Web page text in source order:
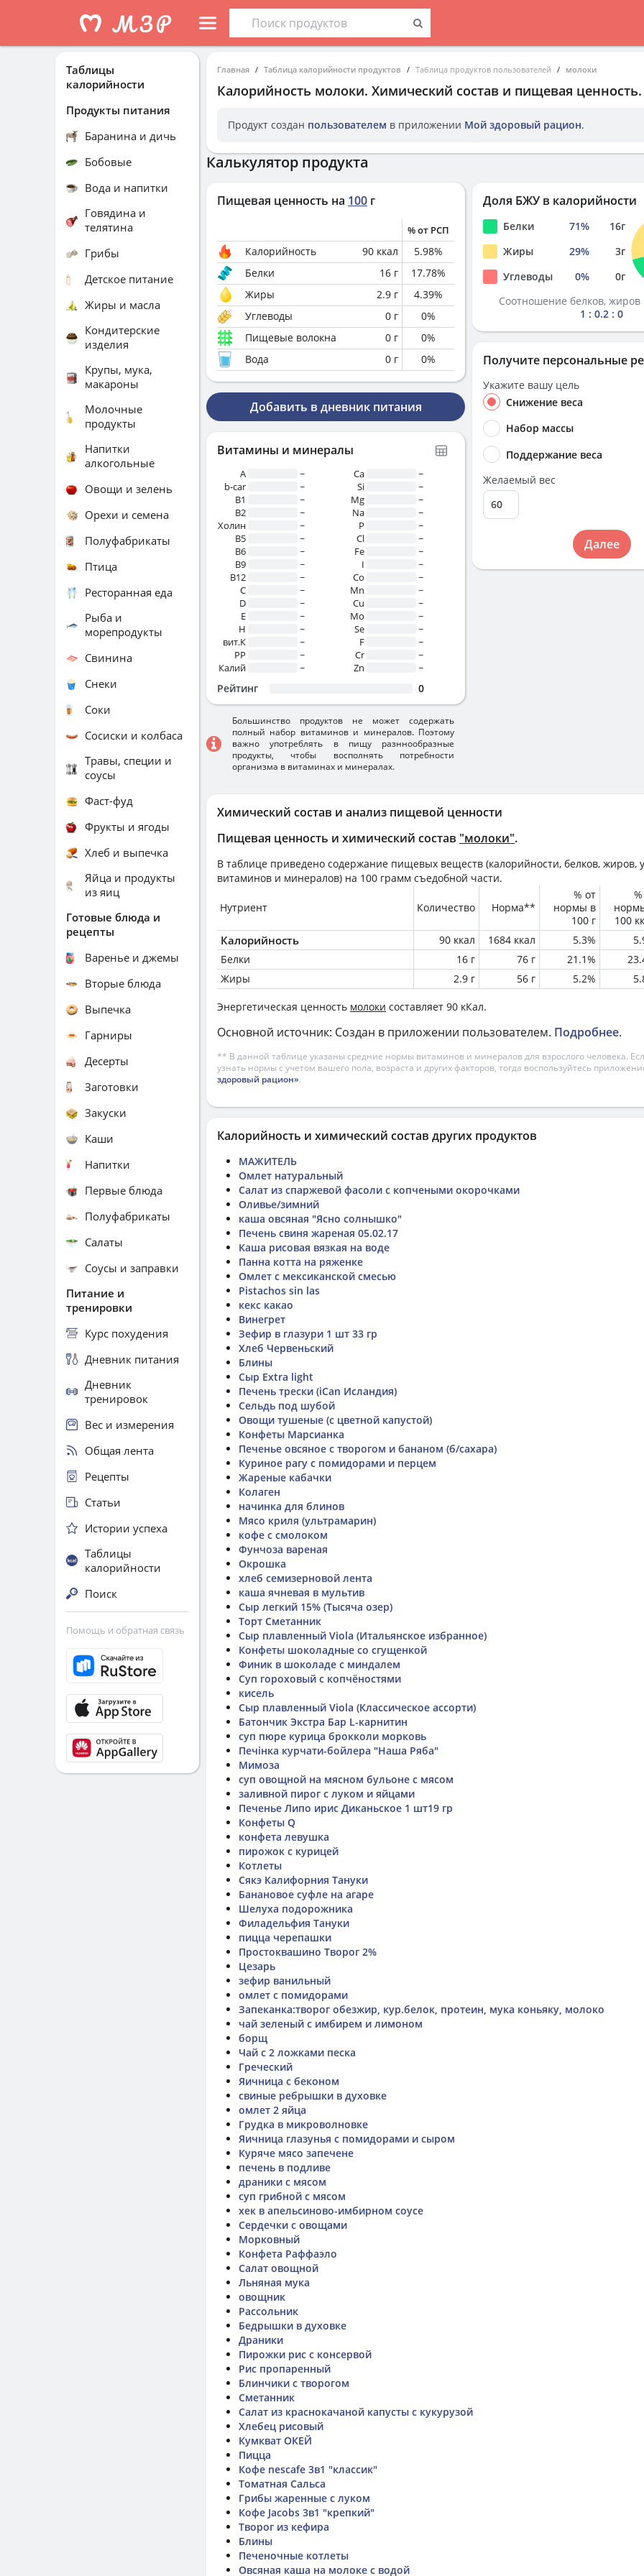
Главная Таблица калорийности продуктов Таблица продуктов пользователей молоки
Калорийность молоки. Химический состав и пищевая ценность.
Продукт создан пользователем в приложении Мой здоровый рацион.
Химический состав и анализ пищевой ценности
Пищевая ценность и химический состав "молоки".
В таблице приведено содержание пищевых веществ (калорийности, белков, жиров,
витаминов и минералов) на 100 грамм съедобной части.
Нутриент Количество Норма**
% от
нормы в
100 г
100
Калорийность 90 ккал 1684 ккал 5.3%
Белки
16 г 76 г 21.1%
Жиры
2.9 г 56 г 5.2%
Энергетическая ценность молоки составляет 90 кКал.
Основной источник: Создан в приложении пользователем. Подробнее.
** В данной таблице указаны средние нормы витаминов и минералов для взрослого человека.
узнать нормы с учетом вашего пола, возраста и других факторов, тогда воспользуйтесь
здоровый рацион».
Калькулятор продукта
Пищевая ценность на 100 г
% от РСП
Калорийность 90 ккал 5.98%
Белки
16 г 17.78%
Жиры
2.9 г 4.39%
Углеводы
0 г 0%
Пищевые волокна
0 г 0%
Вода
0 г 0%
Добавить в дневник питания
Витамины и минералы
A
~
b-car
~
В1
~
B2
~
Холин
~
B5
~
B6
~
B9
~
B12
~
C
~
D
~
E
~
H
~
вит.К
~
PP
~
Калий
~
Ca
~
Si
~
Mg
~
Na
~
P
~
Cl
~
Fe
~
I
~
Co
~
Mn
~
Cu
~
Mo
~
Se
~
F
~
Cr
~
Zn
~
Рейтинг 0
Большинство продуктов не может содержать
полный набор витаминов и минералов. Поэтому
важно употреблять в пищу разннообразные
продукты, чтобы восполнять потребности
организма в витаминах и минералах.
Доля БЖУ в калорийности
Белки 71% 16г
Жиры
29% 3г
Углеводы
0% 0г
Соотношение белков, жиров
1 : 0.2 : 0
Получите персональные
Укажите вашу цель
Снижение веса
Набор массы
Поддержание веса
Желаемый вес
Далее
Калорийность и химический состав других продуктов
МАЖИТЕЛЬ
Омлет натуральный
Салат из спаржевой фасоли с копчеными окорочками
Оливье/зимний
каша овсяная "Ясно солнышко"
Печень свиня жареная 05.02.17
Каша рисовая вязкая на воде
Панна котта на ряженке
Омлет с мексиканской смесью
Pistachos sin las
кекс какао
Винегрет
Зефир в глазури 1 шт 33 гр
Хлеб Червеньский
Блины
Сыр Extra light
Печень трески (iCan Исландия)
Сельдь под шубой
Овощи тушеные (с цветной капустой)
Конфеты Марсианка
Печенье овсяное с творогом и бананом (б/сахара)
Куриное рагу с помидорами и перцем
Жареные кабачки
Колаген
начинка для блинов
Мясо криля (ультрамарин)
кофе с смолоком
Фунчоза вареная
Окрошка
хлеб семизерновой лента
каша ячневая в мультив
Сыр легкий 15% (Тысяча озер)
Торт Сметанник
Сыр плавленный Viola (Итальянское избранное)
Конфеты шоколадные со сгущенкой
Финик в шоколаде с миндалем
Суп гороховый с копчёностями
кисель
Сыр плавленный Viola (Классическое ассорти)
Батончик Экстра Бар L-карнитин
суп пюре курица брокколи морковь
Печінка курчати-бойлера "Наша Ряба"
Мимоза
суп овощной на мясном бульоне с мясом
заливной пирог с луком и яйцами
Печенье Липо ирис Диканьское 1 шт19 гр
Конфеты Q
конфета левушка
пирожок с курицей
Котлеты
Сякэ Калифорния Тануки
Банановое суфле на агаре
Шелуха подорожника
Филадельфия Тануки
пицца черепашки
Простоквашино Творог 2%
Цезарь
зефир ванильный
омлет с помидорами
Запеканка:творог обезжир, кур.белок, протеин, мука коньяку, молоко
чай зеленый с имбирем и лимоном
борщ
Чай с 2 ложками песка
Греческий
Яичница с беконом
свиные ребрышки в духовке
омлет 2 яйца
Грудка в микроволновке
Яичница глазунья с помидорами и сыром
Куряче мясо запечене
печень в подливе
драники с мясом
суп грибной с мясом
хек в апельсиново-имбирном соусе
Сердечки с овощами
Морковный
Конфета Раффаэло
Салат овощной
Льняная мука
овощник
Рассольник
Бедрышки в духовке
Драники
Пирожки рис с консервой
Рис пропаренный
Блинчики с творогом
Сметанник
Салат из краснокачаной капусты с кукурузой
Хлебец рисовый
Кумкват ОКЕЙ
Пицца
Кофе nescafe 3в1 "классик"
Томатная Сальса
Грибы жаренные с луком
Кофе Jacobs 3в1 "крепкий"
Творог из кефира
Блины
Печеночные котлеты
Овсяная каша на молоке с водой
Таблицы
калорийности
Продукты питания
Баранина и дичь
Бобовые
Вода и напитки
Говядина и
телятина
Грибы
Детское питание
Жиры и масла
Кондитерские
изделия
Крупы, мука,
макароны
Молочные
продукты
Напитки
алкогольные
Овощи и зелень
Орехи и семена
Полуфабрикаты
Птица
Ресторанная еда
Рыба и
морепродукты
Свинина
Снеки
Соки
Сосиски и колбаса
Травы, специи и
соусы
Фаст-фуд
Фрукты и ягоды
Хлеб и выпечка
Яйца и продукты
из яиц
Готовые блюда и
рецепты
Варенье и джемы
Вторые блюда
Выпечка
Гарниры
Десерты
Заготовки
Закуски
Каши
Напитки
Первые блюда
Полуфабрикаты
Салаты
Соусы и заправки
Питание и
тренировки
Курс похудения
Дневник питания
Дневник
тренировок
Вес и измерения
Общая лента
Рецепты
Статьи
Истории успеха
Таблицы
калорийности
Поиск
Помощь и обратная связь